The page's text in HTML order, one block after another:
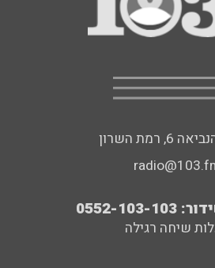
רמת השרון
103-103
שיחה רגילה